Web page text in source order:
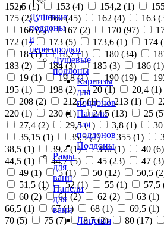
Душевые
поддоны
и
перегородки
Душевые
поддоны
Карнизы
для
поддонов
Панели
для
поддонов
Поддоны
Рамы
для
ванн
Панели
для
ванн
Лицевая
152,5 (1) 153 (4) 154,2 (1)
175 (2) 160 (45) 162 (4) 163 (
166 (2) 167 (2) 170 (97)
172 (1) 173 (5) 173,6 (1) 174 (
18 (1) 18,7 (1) 180 (34)
183 (2) 184 (3) 185 (3) 186 (1)
19 (1) 19,8 (1) 190 (19)
195 (1) 198 (2) 20 (1) 20,4 (1)
208 (2) 212,5 (1) 213 (1)
220 (1) 230 (1) 24,5 (13) 25 (5
27,4 (2) 29,5 (1) 3,8 (1)
35,15 (1) 35,5 (2) 355 (1)
38,5 (1) 39,2 (1) 390 (1) 40 (6)
44,5 (1) 44,7 (5) 45 (23) 47 (3)
49 (1) 5 (1) 50 (12) 50,5 (2
51,5 (1) 52 (1) 55 (1) 57,5
60 (2) 61 (2) 62 (2) 63 (1)
66,5 (1) 67 (1) 68 (1) 69,5 (1)
70 (5) 75 (7) 8,7 (2) 80 (17)